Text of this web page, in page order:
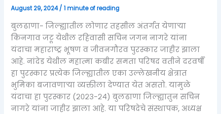
August 29, 2024/1 minute of reading
बुलढाणा- जिल्ह्यातील लोणार तहसील अंतर्गत येणाऱ्या
किनगाव जटू येथील रहिवासी सचिन जगन नागरे यांना
यंदाचा महाराष्ट्र भूषण व जीवनगौरव पुरस्कार जाहीर झाला
आहे. नांदेड येथील महात्मा कबीर समता परिषद वतीने दरवर्षी
हा पुरस्कार प्रत्येक जिल्ह्यातील एका उल्लेखनीय क्षेत्रात
भुमिका बजावणाऱ्या व्यक्तीला देण्यात येत असतो. यामुळे
यंदाचा हा पुरस्कार (२०२३-२४) बुलढाणा जिल्ह्यातुन सचिन
नागरे यांना जाहीर झाला आहे. या परिषदेचे संस्थापक, अध्यक्ष